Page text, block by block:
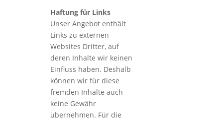
Haftung für Links
Unser Angebot enthält
Links zu externen
Websites Dritter, auf
deren Inhalte wir keinen
Einfluss haben. Deshalb
können wir für diese
fremden Inhalte auch
keine Gewähr
übernehmen. Für die